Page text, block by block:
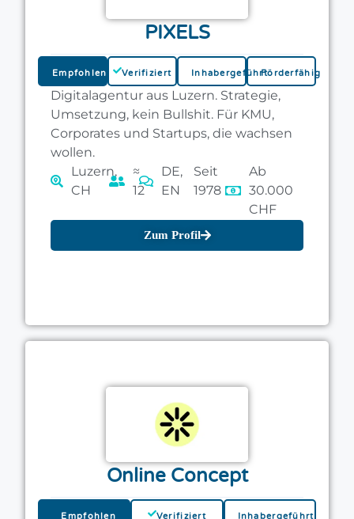
PIXELS
Empfohlen Verifiziert InhabergeführtFörderfähig
Digitalagentur aus Luzern. Strategie,
Umsetzung, kein Bullshit. Für KMU,
Corporates und Startups, die wachsen
wollen.
Luzern,
CH
≈
12
DE,
EN
Seit
1978
Ab
30.000
CHF
Zum Profil
Online Concept
Empfohlen Verifiziert Inhabergeführt